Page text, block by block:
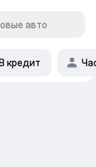
авто
кредит